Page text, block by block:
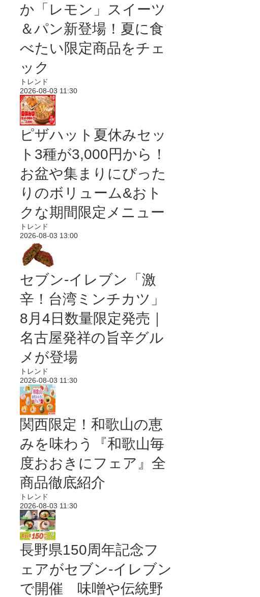
か「レモン」スイーツ
＆パン新登場！夏に食
べたい限定商品をチェ
ック
トレンド
2026-08-03 11:30
ピザハット夏休みセッ
ト3種が3,000円から！
お盆や集まりにぴった
りのボリューム&おト
クな期間限定メニュー
トレンド
2026-08-03 13:00
セブン-イレブン「激
辛！台湾ミンチカツ」
8月4日数量限定発売｜
名古屋発祥の旨辛グル
メが登場
トレンド
2026-08-03 11:30
関西限定！和歌山の恵
みを味わう『和歌山毎
度おおきにフェア』全
商品徹底紹介
トレンド
2026-08-03 11:30
長野県150周年記念フ
ェアがセブン-イレブン
で開催 味噌や伝統野